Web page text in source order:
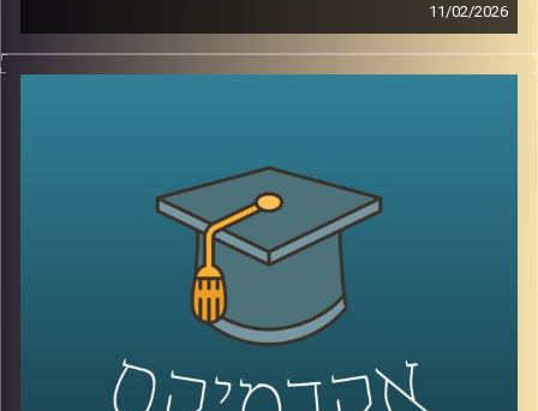
11/02/2026
היום אנחנו נוגעים באחת השאלות הכי בוערות בדמוקרטיה, מה
זה בעצם אמון ציבורי, למה הוא כל כך חיוני לתפקוד של מדינה,
בבית המשפט העליון, אז מה אפשר ללמוד מהמספרים, האם
זה משבר רגעי או מגמה ארוכה, למה אמון נהיה תלוי מחנה
פוליטי, ומה המשמעות של זה לתחושת הייצוג, לציות לחוק,
ולחוסן החברתי, כדי לעשות סדר הזמנו את פרופ׳ אמנון כוורי,
פרופסור חבר וראש המכון לחירות ואחריות בבית ספר לאודר
לממשל ודיפלומטיה באוניברסיטת רייכמן, וביחד ננסה להבין
מה עומד מאחורי הנתונים, מה המדינה והחברה יכולות לעשות
כדי לשקם את האמון שלנו?